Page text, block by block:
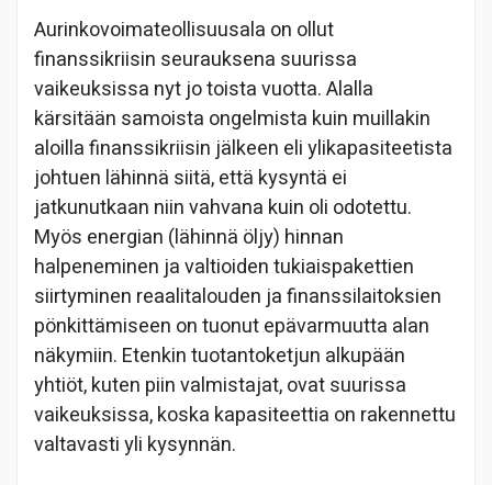
Aurinkovoimateollisuusala on ollut
finanssikriisin seurauksena suurissa
vaikeuksissa nyt jo toista vuotta. Alalla
kärsitään samoista ongelmista kuin muillakin
aloilla finanssikriisin jälkeen eli ylikapasiteetista
johtuen lähinnä siitä, että kysyntä ei
jatkunutkaan niin vahvana kuin oli odotettu.
Myös energian (lähinnä öljy) hinnan
halpeneminen ja valtioiden tukiaispakettien
siirtyminen reaalitalouden ja finanssilaitoksien
pönkittämiseen on tuonut epävarmuutta alan
näkymiin. Etenkin tuotantoketjun alkupään
yhtiöt, kuten piin valmistajat, ovat suurissa
vaikeuksissa, koska kapasiteettia on rakennettu
valtavasti yli kysynnän.